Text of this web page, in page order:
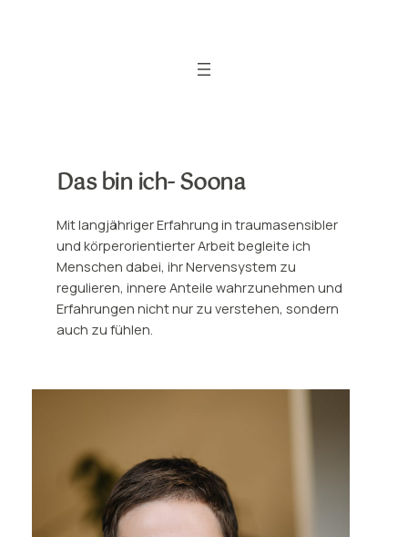
Das bin ich- Soona
Mit langjähriger Erfahrung in traumasensibler
und körperorientierter Arbeit begleite ich
Menschen dabei, ihr Nervensystem zu
regulieren, innere Anteile wahrzunehmen und
Erfahrungen nicht nur zu verstehen, sondern
auch zu fühlen.